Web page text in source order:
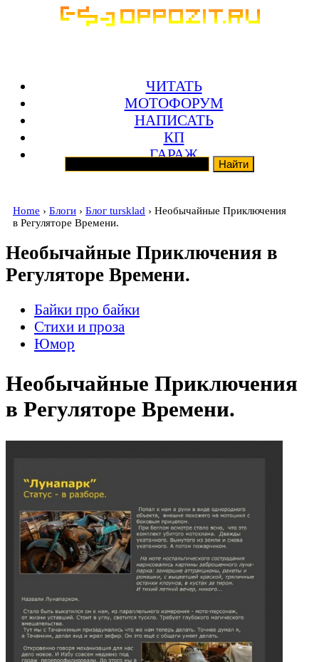
ЧИТАТЬ
МОТОФОРУМ
НАПИСАТЬ
КП
ГАРАЖ
Home › Блоги › Блог tursklad › Необычайные Приключения
в Регуляторе Времени.
Необычайные Приключения в
Регуляторе Времени.
Байки про байки
Стихи и проза
Юмор
Необычайные Приключения
в Регуляторе Времени.